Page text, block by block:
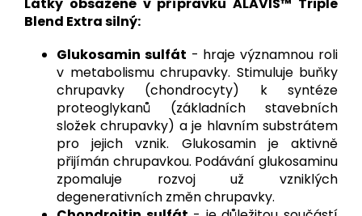
Blend Extra silný:
Glukosamin sulfát - hraje významnou roli
v metabolismu chrupavky. Stimuluje buňky
chrupavky (chondrocyty) k syntéze
proteoglykanů (základních stavebních
složek chrupavky) a je hlavním substrátem
pro jejich vznik. Glukosamin je aktivně
přijímán chrupavkou. Podávání glukosaminu
zpomaluje rozvoj už vzniklých
degenerativních změn chrupavky.